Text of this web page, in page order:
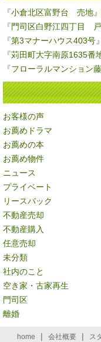
『小倉北区富野台 売地
『門司区白野江四丁目
『第3マナーハウス403号
『苅田町大字南原1635
『フローラルマンション
お客様の声
お薦めドラマ
お薦めの本
お薦め物件
ニュース
プライベート
リースバック
不動産売却
不動産購入
任意売却
未分類
社内のこと
空き家・古家再生
門司区
離婚
home | 会社概要 | ス